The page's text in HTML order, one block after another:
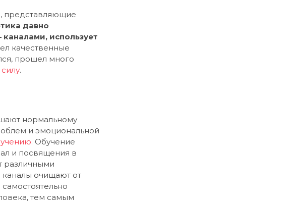
представляющие
давно
использует
качественные
прошел много
.
нормальному
и эмоциональной
Обучение
и посвящения в
различными
каналы очищают от
тем самым